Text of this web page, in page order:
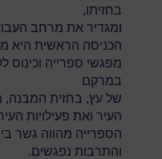
בחזיתו,
ומגדיר את מרחב
הכניסה הראשית היא
מפגשי ספרייה וכינוס
במרקם
של עץ, בחזית המבנה,
העיר ואת פעילויות
הספרייה מהווה גשר
והתרבות נפגשים.